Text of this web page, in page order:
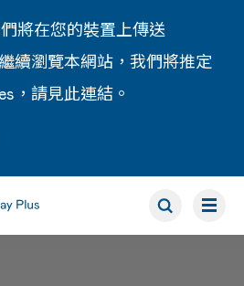
將在您的裝置上傳送
續瀏覽本網站，我們將推定
，請見此連結 。